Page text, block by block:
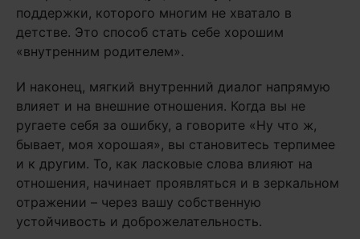
поддержки, которого многим не хватало в
детстве. Это способ стать себе хорошим
«внутренним родителем».
И наконец, мягкий внутренний диалог напрямую
влияет и на внешние отношения. Когда вы не
ругаете себя за ошибку, а говорите «Ну что ж,
бывает, моя хорошая», вы становитесь терпимее
и к другим. То, как ласковые слова влияют на
отношения, начинает проявляться и в зеркальном
отражении – через вашу собственную
устойчивость и доброжелательность.